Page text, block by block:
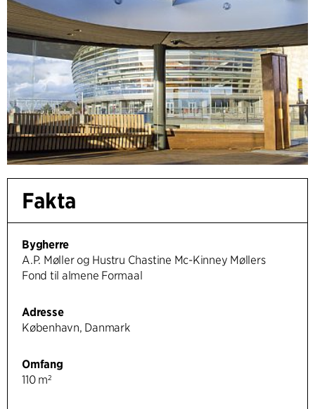
Fakta
Bygherre
A.P. Møller og Hustru Chastine Mc-Kinney Møllers
Fond til almene Formaal
Adresse
København, Danmark
Omfang
110 m²